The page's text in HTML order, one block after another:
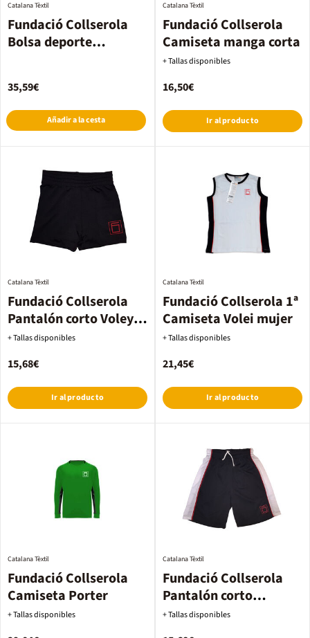
Fundació Collserola
Bolsa deporte
Catalana Tèxtil
35,59€
Añadir a la cesta
Fundació Collserola
Camiseta manga corta
Catalana Tèxtil
+ Tallas disponibles
16,50€
Ir al producto
Fundació Collserola
Pantalón corto Voley
mujer
Catalana Tèxtil
+ Tallas disponibles
15,68€
Ir al producto
Fundació Collserola 1ª
Camiseta Volei mujer
Catalana Tèxtil
+ Tallas disponibles
21,45€
Ir al producto
Fundació Collserola
Camiseta Porter
Catalana Tèxtil
+ Tallas disponibles
Fundació Collserola
Pantalón corto
Baloncesto
Catalana Tèxtil
+ Tallas disponibles